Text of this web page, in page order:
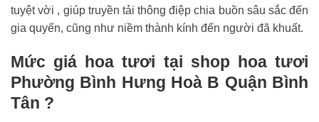
tuyệt vời , giúp truyền tải thông điệp chia buồn sâu sắc đến
gia quyến, cũng như niềm thành kính đến người đã khuất.
Mức giá hoa tươi tại shop hoa tươi
Phường Bình Hưng Hoà B Quận Bình
Tân ?